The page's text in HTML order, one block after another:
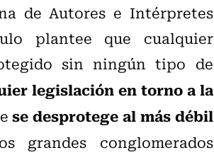
de Autores e Intérpretes
plantee que cualquier
sin ningún tipo de
legislación en torno a la
se desprotege al más débil
conglomerados